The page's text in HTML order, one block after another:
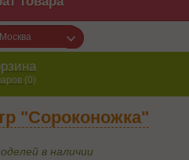
(0)
"Сороконожка"
в наличии